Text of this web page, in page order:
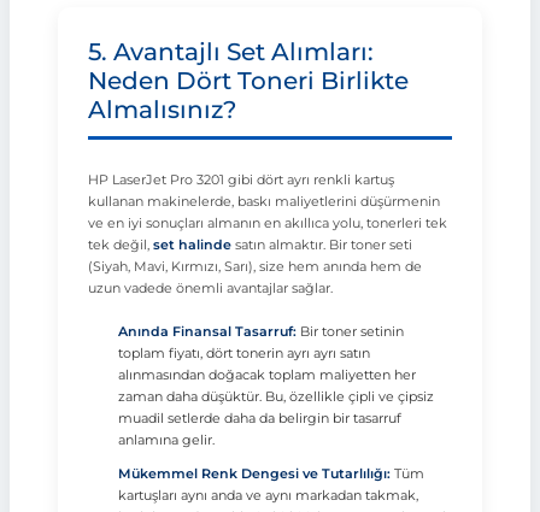
5. Avantajlı Set Alımları:
Neden Dört Toneri Birlikte
Almalısınız?
HP LaserJet Pro 3201 gibi dört ayrı renkli kartuş
kullanan makinelerde, baskı maliyetlerini düşürmenin
ve en iyi sonuçları almanın en akıllıca yolu, tonerleri tek
tek değil, set halinde satın almaktır. Bir toner seti
(Siyah, Mavi, Kırmızı, Sarı), size hem anında hem de
uzun vadede önemli avantajlar sağlar.
Anında Finansal Tasarruf: Bir toner setinin
toplam fiyatı, dört tonerin ayrı ayrı satın
alınmasından doğacak toplam maliyetten her
zaman daha düşüktür. Bu, özellikle çipli ve çipsiz
muadil setlerde daha da belirgin bir tasarruf
anlamına gelir.
Mükemmel Renk Dengesi ve Tutarlılığı: Tüm
kartuşları aynı anda ve aynı markadan takmak,